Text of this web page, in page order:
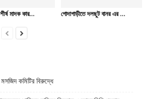
মাদক কার... গোদাগাড়ীতে দলছুট বানর এর ...
কমিটির বিরুদ্ধে